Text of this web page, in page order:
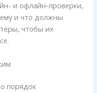
и офлайн-проверки,
и что должны
чтобы их
порядок